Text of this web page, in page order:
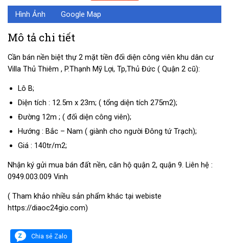
Hình Ảnh Google Map
Mô tả chi tiết
Cần bán nền biệt thự 2 mặt tiền đối diện công viên khu dân cư
Villa Thủ Thiêm , P.Thạnh Mỹ Lợi, Tp,Thủ Đức ( Quận 2 cũ):
Lô B;
Diện tích : 12.5m x 23m; ( tổng diện tích 275m2);
Đường 12m ; ( đối diện công viên);
Hướng : Bắc – Nam ( giành cho người Đông tứ Trạch);
Giá : 140tr/m2;
Nhận ký gửi mua bán đất nền, căn hộ quận 2, quận 9. Liên hệ :
0949.003.009 Vinh
( Tham khảo nhiều sản phẩm khác tại webiste
https://diaoc24gio.com)
Chia sẻ Zalo